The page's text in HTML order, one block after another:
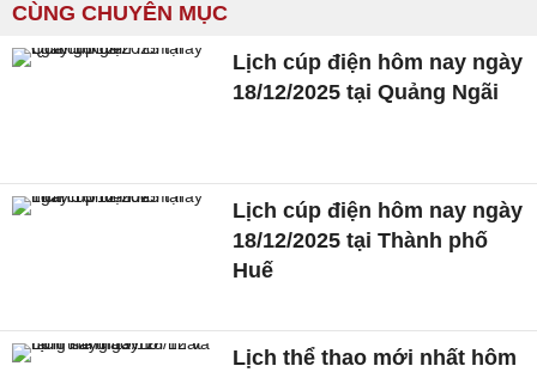
CÙNG CHUYÊN MỤC
Lịch cúp điện hôm nay ngày
18/12/2025 tại Quảng Ngãi
Lịch cúp điện hôm nay ngày
18/12/2025 tại Thành phố
Huế
Lịch thể thao mới nhất hôm